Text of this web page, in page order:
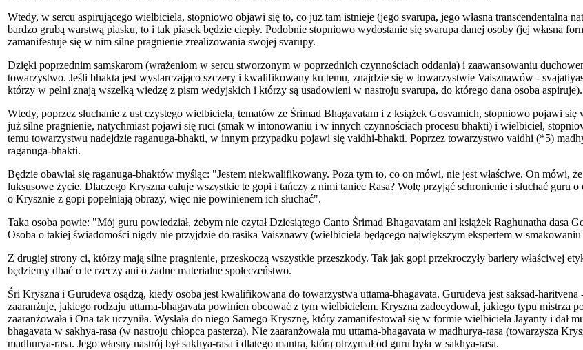
Wtedy, w sercu aspirującego wielbiciela, stopniowo objawi się to, co już tam istnieje (jego svarupa, jego własna transcendentalna
bardzo grubą warstwą piasku, to i tak piasek będzie ciepły. Podobnie stopniowo wydostanie się svarupa danej osoby (jej własna
zamanifestuje się w nim silne pragnienie zrealizowania swojej svarupy.
Dzięki poprzednim samskarom (wrażeniom w sercu stworzonym w poprzednich czynnościach oddania) i zaawansowaniu
towarzystwo. Jeśli bhakta jest wystarczająco szczery i kwalifikowany ku temu, znajdzie się w towarzystwie Vaisznawów -
którzy w pełni znają wszelką wiedzę z pism wedyjskich i którzy są usadowieni w nastroju svarupa, do którego dana osoba aspiruje).
Wtedy, poprzez słuchanie z ust czystego wielbiciela, tematów ze Śrimad Bhagavatam i z książek Gosvamich, stopniowo pojawi
już silne pragnienie, natychmiast pojawi się ruci (smak w intonowaniu i w innych czynnościach procesu bhakti) i wielbiciel,
temu towarzystwu nadejdzie raganuga-bhakti, w innym przypadku pojawi się vaidhi-bhakti. Poprzez towarzystwo vaidhi (*5)
raganuga-bhakti.
Będzie obawiał się raganuga-bhaktów myśląc: "Jestem niekwalifikowany. Poza tym to, co on mówi, nie jest właściwe. On mówi,
luksusowe życie. Dlaczego Kryszna całuje wszystkie te gopi i tańczy z nimi taniec Rasa? Wolę przyjąć schronienie i słuchać guru
o Krysznie z gopi popełniają obrazy, więc nie powinienem ich słuchać".
Taka osoba powie: "Mój guru powiedział, żebym nie czytał Dziesiątego Canto Śrimad Bhagavatam ani książek Raghunatha dasa
Osoba o takiej świadomości nigdy nie przyjdzie do rasika Vaisznawy (wielbiciela będącego największym ekspertem w
Z drugiej strony ci, którzy mają silne pragnienie, przeskoczą wszystkie przeszkody. Tak jak gopi przekroczyły bariery właściwej
będziemy dbać o te rzeczy ani o żadne materialne społeczeństwo.
Śri Kryszna i Gurudeva osądzą, kiedy osoba jest kwalifikowana do towarzystwa uttama-bhagavata. Gurudeva jest saksad-
zaaranżuje, jakiego rodzaju uttama-bhagavata powinien obcować z tym wielbicielem. Kryszna zadecydował, jakiego typu mistrza
zaaranżowała i Ona tak uczyniła. Wysłała do niego Samego Krysznę, który zamanifestował się w formie wielbiciela Jayanty i
bhagavata w sakhya-rasa (w nastroju chłopca pasterza). Nie zaaranżowała mu uttama-bhagavata w madhurya-rasa (towarzysza
madhurya-rasa. Jego własny nastrój był sakhya-rasa i dlatego mantra, którą otrzymał od guru była w sakhya-rasa.